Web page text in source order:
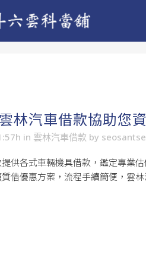
雲林汽車借款協助您
in 雲林汽車借款 by
提供各式車輛機具借款，鑑定專業
借優惠方案，流程手續簡便，雲